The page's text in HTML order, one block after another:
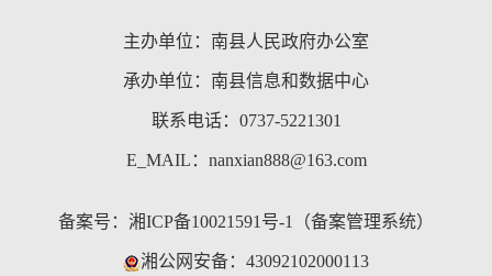
主办单位：南县人民政府办公室
承办单位：南县信息和数据中心
联系电话：0737-5221301
E_MAIL：nanxian888@163.com
备案号： 湘ICP备10021591号-1（备案管理系统）
湘公网安备：43092102000113